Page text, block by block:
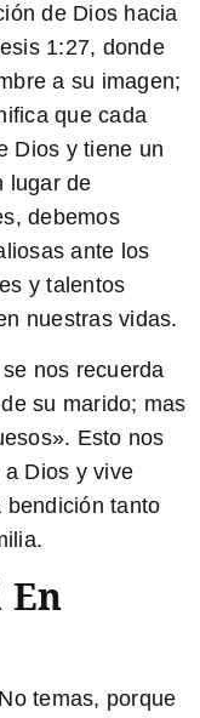
de Dios hacia
1:27, donde
a su imagen;
que cada
Dios y tiene un
lugar de
debemos
ante los
y talentos
nuestras vidas.
nos recuerda
su marido; mas
Esto nos
Dios y vive
bendición tanto
En
temas, porque